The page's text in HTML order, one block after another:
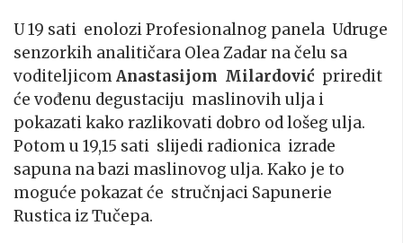
U 19 sati enolozi Profesionalnog panela Udruge
senzorkih analitičara Olea Zadar na čelu sa
voditeljicomAnastasijom Milardović priredit
će vođenu degustaciju maslinovih ulja i
pokazati kako razlikovati dobro od lošeg ulja.
Potom u 19,15 sati slijedi radionica izrade
sapuna na bazi maslinovog ulja. Kako je to
moguće pokazat će stručnjaci Sapunerie
Rustica iz Tučepa.